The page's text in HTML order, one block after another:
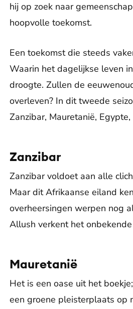
hij op zoek naar
hoopvolle toekomst.
Een toekomst die steeds
Waarin het dagelijkse leven
droogte. Zullen de
overleven? In dit tweede
Zanzibar, Mauretanië,
Zanzibar
Zanzibar voldoet aan alle
Maar dit Afrikaanse eiland
overheersingen werpen nog
Allush verkent het
Mauretanië
Het is een oase uit het
een groene pleisterplaats op